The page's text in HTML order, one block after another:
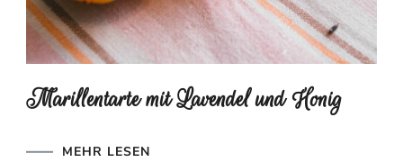
Marillentarte mit Lavendel und Honig
MEHR LESEN